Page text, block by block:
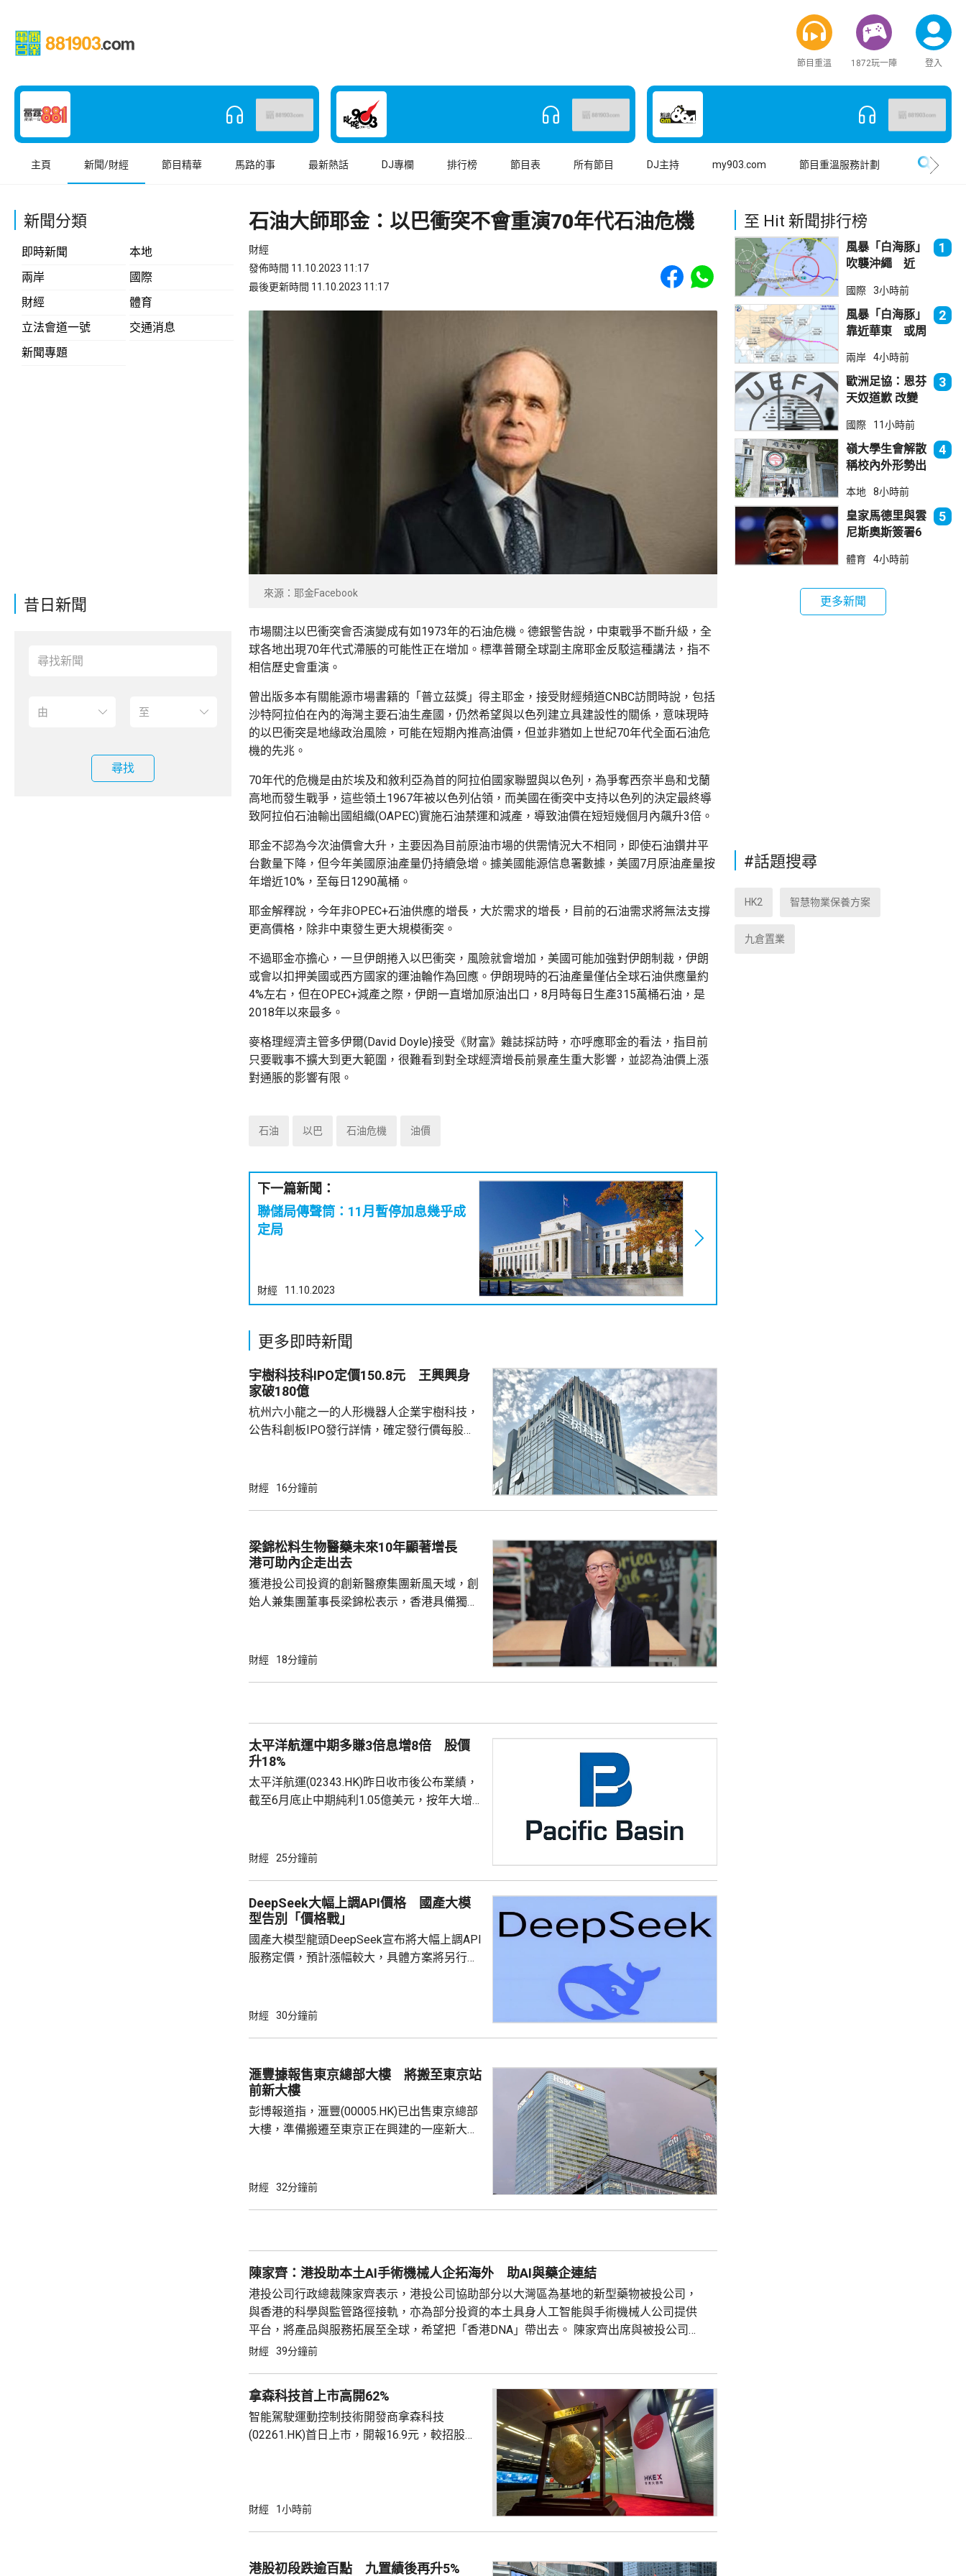
節目重溫 1872玩一陣 登入
主頁 新聞/財經 節目精華 馬路的事 最新熱話 DJ專欄 排行榜 節目表 所有節目 DJ主持 my903.com 節目重溫服務計劃
新聞分類
即時新聞
本地
兩岸
國際
財經
體育
立法會道一號
交通消息
新聞專題
昔日新聞
尋找
石油大師耶金：以巴衝突不會重演70年代石油危機
財經
發佈時間 11.10.2023 11:17
最後更新時間 11.10.2023 11:17
Share to Facebook
Share to WhatsApp
來源：耶金Facebook
市場關注以巴衝突會否演變成有如1973年的石油危機。德銀警告說，中東戰爭不斷升級，全
球各地出現70年代式滯脹的可能性正在增加。標準普爾全球副主席耶金反駁這種講法，指不
相信歷史會重演。
曾出版多本有關能源市場書籍的「普立茲獎」得主耶金，接受財經頻道CNBC訪問時說，包括
沙特阿拉伯在內的海灣主要石油生產國，仍然希望與以色列建立具建設性的關係，意味現時
的以巴衝突是地緣政治風險，可能在短期內推高油價，但並非猶如上世紀70年代全面石油危
機的先兆。
70年代的危機是由於埃及和敘利亞為首的阿拉伯國家聯盟與以色列，為爭奪西奈半島和戈蘭
高地而發生戰爭，這些領土1967年被以色列佔領，而美國在衝突中支持以色列的決定最終導
致阿拉伯石油輸出國組織(OAPEC)實施石油禁運和減產，導致油價在短短幾個月內飆升3倍。
耶金不認為今次油價會大升，主要因為目前原油市場的供需情況大不相同，即使石油鑽井平
台數量下降，但今年美國原油產量仍持續急增。據美國能源信息署數據，美國7月原油產量按
年增近10%，至每日1290萬桶。
耶金解釋說，今年非OPEC+石油供應的增長，大於需求的增長，目前的石油需求將無法支撐
更高價格，除非中東發生更大規模衝突。
不過耶金亦擔心，一旦伊朗捲入以巴衝突，風險就會增加，美國可能加強對伊朗制裁，伊朗
或會以扣押美國或西方國家的運油輪作為回應。伊朗現時的石油產量僅佔全球石油供應量約
4%左右，但在OPEC+減產之際，伊朗一直增加原油出口，8月時每日生產315萬桶石油，是
2018年以來最多。
麥格理經濟主管多伊爾(David Doyle)接受《財富》雜誌採訪時，亦呼應耶金的看法，指目前
只要戰事不擴大到更大範圍，很難看到對全球經濟增長前景產生重大影響，並認為油價上漲
對通脹的影響有限。
石油 以巴 石油危機 油價
下一篇新聞：
聯儲局傳聲筒：11月暫停加息幾乎成
定局
財經 11.10.2023
更多即時新聞
宇樹科技科IPO定價150.8元 王興興身
家破180億
杭州六小龍之一的人形機器人企業宇樹科技，
公告科創板IPO發行詳情，確定發行價每股
股。按此計算，公司總市值達609.9億元，預
1990年出生的創始人、董事長兼總經理王興
興，直接及間接合計持股33.36%，對應股權市
值...
財經 16分鐘前
梁錦松料生物醫藥未來10年顯著增長
港可助內企走出去
獲港投公司投資的創新醫療集團新風天域，創
始人兼集團董事長梁錦松表示，香港具備獨特
安排，為內地創新提供了進入國際市場的第一
生命科學公司走向海外。此外，內地醫療服務
亦正在成為國際病患目的地，他們選擇香
港、...
財經 18分鐘前
太平洋航運中期多賺3倍息增8倍 股價
升18%
太平洋航運(02343.HK)昨日收市後公布業績，
截至6月底止中期純利1.05億美元，按年大增
加8.6倍。 股價今早一度升逾19%，高見3.985
Fruergaard指，年內乾散貨運市場持續走強，
地緣政...
財經 25分鐘前
DeepSeek大幅上調API價格 國產大模
型告別「價格戰」
國產大模型龍頭DeepSeek宣布將大幅上調API
服務定價，預計漲幅較大，具體方案將另行公
核心的新競爭周期。 MiniMax(00100.HK)一度
1236元，升149元，升13%。 分析指，
DeepSeek漲價...
財經 30分鐘前
滙豐據報售東京總部大樓 將搬至東京站
前新大樓
彭博報道指，滙豐(00005.HK)已出售東京總部
大樓，準備搬遷至東京正在興建的一座新大
滙豐大廈。知情人士稱，滙豐目前租用大廈的
一部分。滙豐日本行政總裁兼子健雄本周在
LinkedIn上發文指，...
財經 32分鐘前
陳家齊：港投助本土AI手術機械人企拓海外 助AI與藥企連結
港投公司行政總裁陳家齊表示，港投公司協助部分以大灣區為基地的新型藥物被投公司，
與香港的科學與監管路徑接軌，亦為部分投資的本土具身人工智能與手術機械人公司提供
平台，將產品與服務拓展至全球，希望把「香港DNA」帶出去。 陳家齊出席與被投公司新
風天域合辦的第二屆全球醫療峰會時表示，港投投資了不少人工智能公司，其中包括大模
財經 39分鐘前
拿森科技首上市高開62%
智能駕駛運動控制技術開發商拿森科技
(02261.HK)首日上市，開報16.9元，較招股價
下限定價。集資所得淨款項約5.33億元，將用
的國際品牌知名度等。
財經 1小時前
港股初段跌逾百點 九置績後再升5%
至 Hit 新聞排行榜
風暴「白海豚」
吹襲沖繩 近
1
國際 3小時前
風暴「白海豚」
靠近華東 或周
2
兩岸 4小時前
歐洲足協：恩芬
天奴道歉 改變
立場
3
國際 11小時前
嶺大學生會解散
稱校內外形勢出
4
本地 8小時前
皇家馬德里與雲
尼斯奧斯簽署6
5
體育 4小時前
更多新聞
#話題搜尋
HK2 智慧物業保養方案
九倉置業